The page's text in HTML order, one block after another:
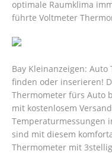
optimale Raumklima
führte Voltmeter
Bay Kleinanzeigen:
finden oder inserieren!
Thermometer fürs Auto
mit kostenlosem
Temperaturmessungen
sind mit diesem
Thermometer mit